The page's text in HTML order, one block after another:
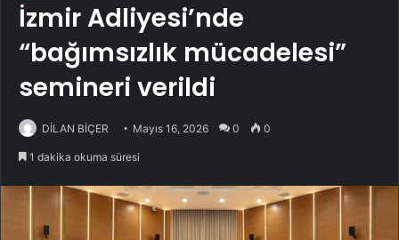
İzmir Adliyesi’nde
“bağımsızlık mücadelesi”
semineri verildi
DİLAN BİÇER Mayıs 16, 2026 0 0
1 dakika okuma süresi